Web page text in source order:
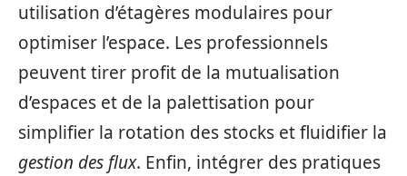
utilisation d’étagères modulaires pour
optimiser l’espace. Les professionnels
peuvent tirer profit de la mutualisation
d’espaces et de la palettisation pour
simplifier la rotation des stocks et fluidifier la
gestion des flux. Enfin, intégrer des pratiques